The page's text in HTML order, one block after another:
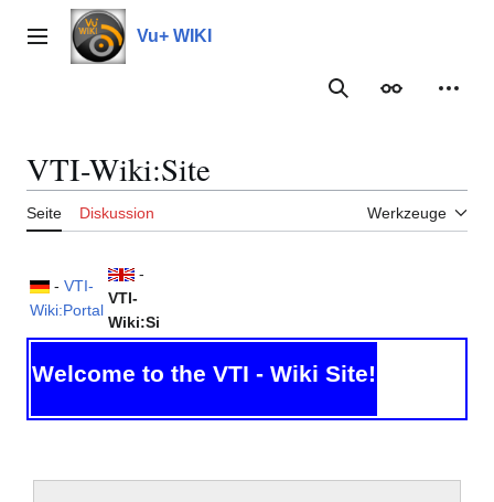
Inhalt
springenHauptmenü Vu+ WIKI
Suche
VTI-Wiki:Site
Seite Diskussion Werkzeuge
- VTI-
Wiki:Portal
-
VTI-
Wiki:Site
Welcome to the VTI - Wiki Site!